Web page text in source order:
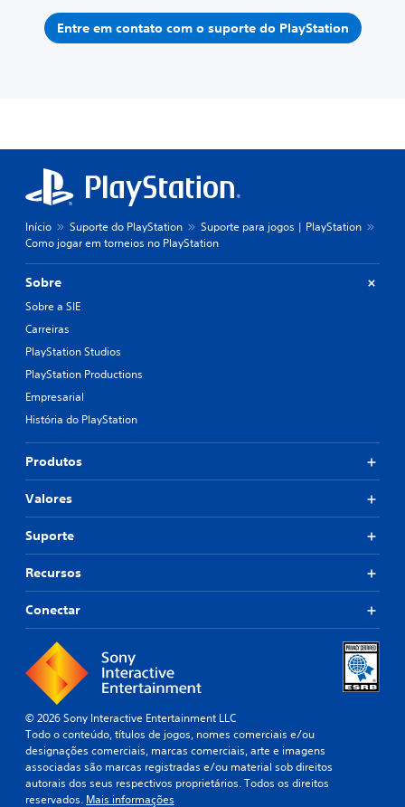
Entre em contato com o suporte do PlayStation
Início Suporte do PlayStation
Suporte para jogos | PlayStation
Como jogar em torneios no PlayStation
Sobre
Sobre a SIE
Carreiras
PlayStation Studios
PlayStation Productions
Empresarial
História do PlayStation
Produtos
Valores
Suporte
Recursos
Conectar
© 2026 Sony Interactive Entertainment LLC
Todo o conteúdo, títulos de jogos, nomes comerciais e/ou
designações comerciais, marcas comerciais, arte e imagens
associadas são marcas registradas e/ou material sob direitos
autorais dos seus respectivos proprietários. Todos os direitos
reservados. Mais informações